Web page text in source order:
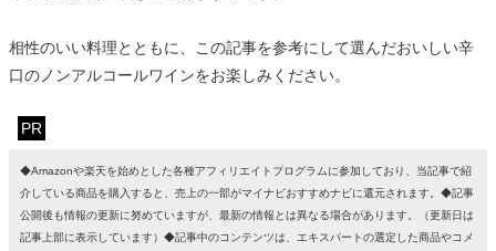
相性のいい料理とともに、この記事を参考にして選んだおいしい辛
口のノンアルコールワインをお楽しみください。
PR
◆Amazonや楽天を始めとした各種アフィリエイトプログラムに参加しており、当記事で紹
介している商品を購入すると、売上の一部がマイナビおすすめナビに還元されます。◆記事
公開後も情報の更新に努めていますが、最新の情報とは異なる場合があります。（更新日は
記事上部に表示しています）◆記事中のコンテンツは、エキスパートの選定した商品やコメ